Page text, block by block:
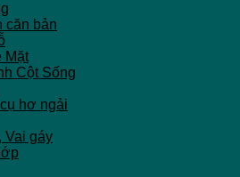
căn bản
Mặt
Cột Sống
hơ ngải
Vai gáy